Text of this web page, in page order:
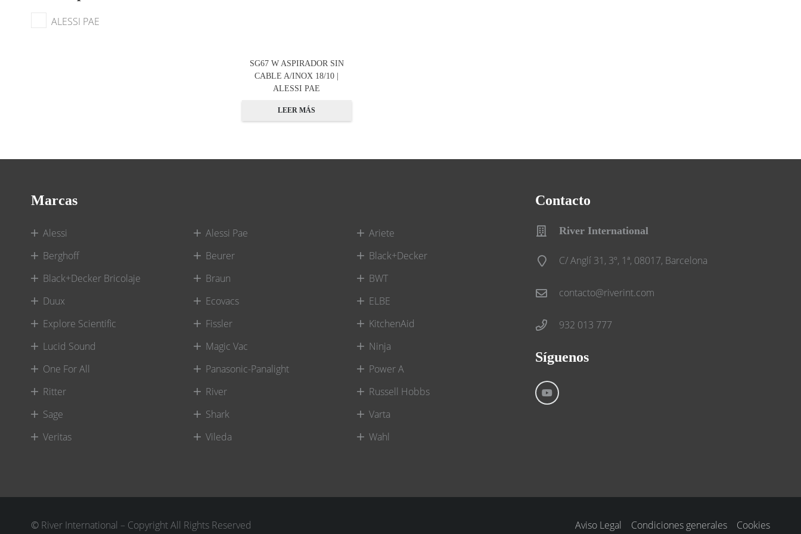
ALESSI PAE
SG67 W ASPIRADOR SIN
CABLE A/INOX 18/10 |
ALESSI PAE
LEER MÁS
Marcas
Alessi Alessi Pae
Ariete
Berghoff
Beurer
Black+Decker
Black+Decker Bricolaje
Braun
BWT
Duux
Ecovacs
ELBE
Explore Scientific
Fissler
KitchenAid
Lucid Sound
Magic Vac
Ninja
One For All
Panasonic-Panalight
Power A
Ritter
River
Russell Hobbs
Sage
Shark
Varta
Veritas
Vileda Wahl
Contacto
River International
C/ Anglí 31, 3º, 1ª, 08017, Barcelona
contacto@riverint.com
932 013 777
Síguenos
© River International – Copyright All Rights Reserved Aviso Legal Condiciones generales Cookies